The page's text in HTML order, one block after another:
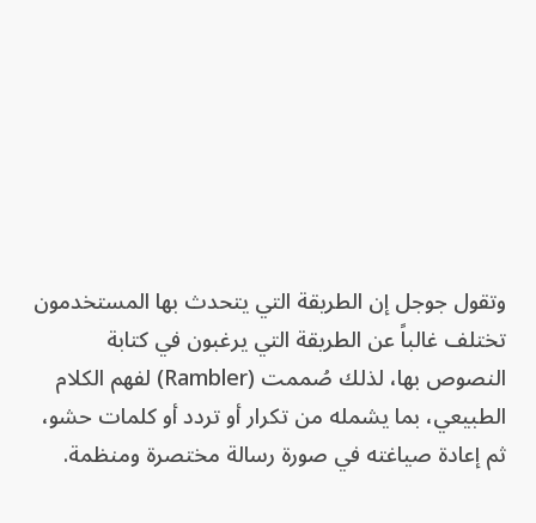
وتقول جوجل إن الطريقة التي يتحدث بها المستخدمون
تختلف غالباً عن الطريقة التي يرغبون في كتابة
النصوص بها، لذلك صُممت (Rambler) لفهم الكلام
الطبيعي، بما يشمله من تكرار أو تردد أو كلمات حشو،
ثم إعادة صياغته في صورة رسالة مختصرة ومنظمة.